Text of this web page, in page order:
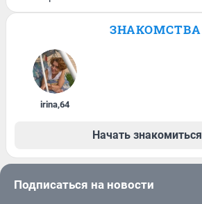
ЗНАКОМСТВА
irina,64
Начать знакомиться
Подписаться на новости